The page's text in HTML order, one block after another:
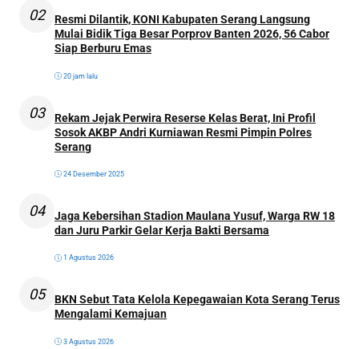
02
Resmi Dilantik, KONI Kabupaten Serang Langsung
Mulai Bidik Tiga Besar Porprov Banten 2026, 56 Cabor
Siap Berburu Emas
20 jam lalu
03
Rekam Jejak Perwira Reserse Kelas Berat, Ini Profil
Sosok AKBP Andri Kurniawan Resmi Pimpin Polres
Serang
24 Desember 2025
04
Jaga Kebersihan Stadion Maulana Yusuf, Warga RW 18
dan Juru Parkir Gelar Kerja Bakti Bersama
1 Agustus 2026
05
BKN Sebut Tata Kelola Kepegawaian Kota Serang Terus
Mengalami Kemajuan
3 Agustus 2026